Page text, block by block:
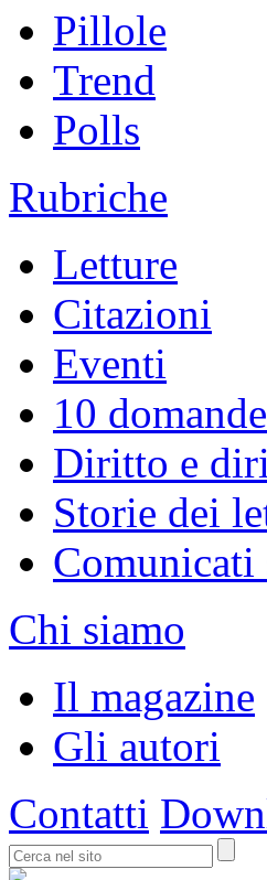
Pillole
Trend
Polls
Rubriche
Letture
Citazioni
Eventi
10
Diritto e
Storie dei
Comunicati
Chi siamo
Il magazine
Gli autori
Contatti